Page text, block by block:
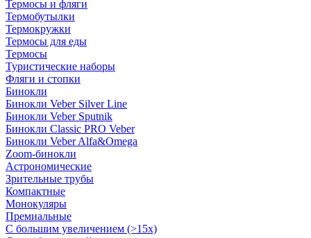
Термосы и фляги
Термобутылки
Термокружки
Термосы для еды
Термосы
Туристические наборы
Фляги и стопки
Бинокли
Бинокли Veber Silver Line
Бинокли Veber Sputnik
Бинокли Classic PRO Veber
Бинокли Veber Alfa&Omega
Zoom-бинокли
Астрономические
Зрительные трубы
Компактные
Монокуляры
Премиальные
С большим увеличением (>15x)